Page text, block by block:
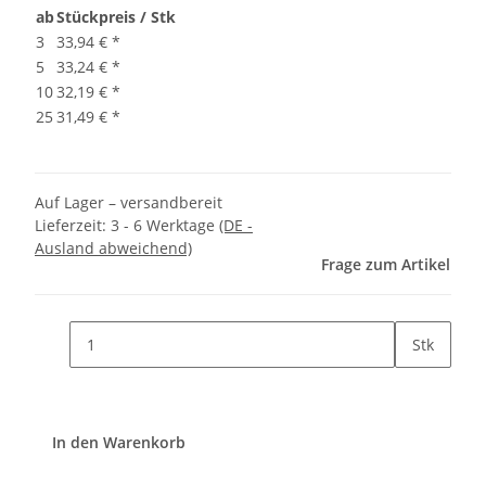
abStückpreis / Stk
3
33,94 € *
5
33,24 € *
1032,19 € *
25 31,49 € *
Auf Lager – versandbereit
Lieferzeit: 3 - 6 Werktage (DE -
Ausland abweichend)
Frage zum Artikel
Stk
In den Warenkorb